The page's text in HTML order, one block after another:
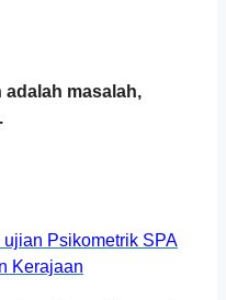
adalah masalah,
Psikometrik SPA
Kerajaan